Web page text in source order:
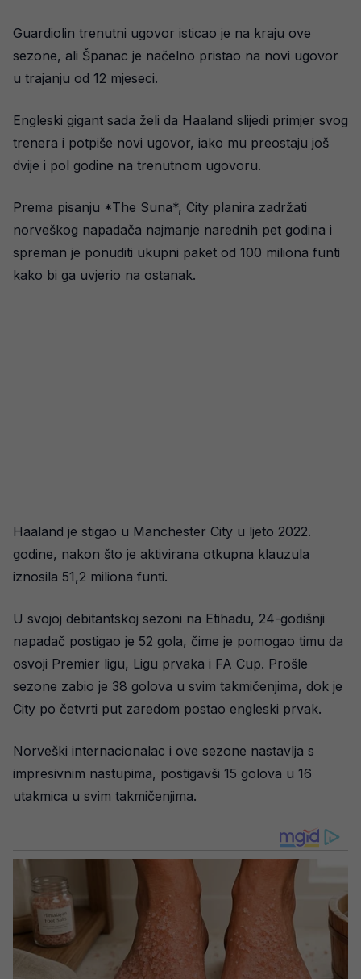
Guardiolin trenutni ugovor isticao je na kraju ove
sezone, ali Španac je načelno pristao na novi ugovor
u trajanju od 12 mjeseci.
Engleski gigant sada želi da Haaland slijedi primjer svog
trenera i potpiše novi ugovor, iako mu preostaju još
dvije i pol godine na trenutnom ugovoru.
Prema pisanju *The Suna*, City planira zadržati
norveškog napadača najmanje narednih pet godina i
spreman je ponuditi ukupni paket od 100 miliona funti
kako bi ga uvjerio na ostanak.
Haaland je stigao u Manchester City u ljeto 2022.
godine, nakon što je aktivirana otkupna klauzula
iznosila 51,2 miliona funti.
U svojoj debitantskoj sezoni na Etihadu, 24-godišnji
napadač postigao je 52 gola, čime je pomogao timu da
osvoji Premier ligu, Ligu prvaka i FA Cup. Prošle
sezone zabio je 38 golova u svim takmičenjima, dok je
City po četvrti put zaredom postao engleski prvak.
Norveški internacionalac i ove sezone nastavlja s
impresivnim nastupima, postigavši 15 golova u 16
utakmica u svim takmičenjima.